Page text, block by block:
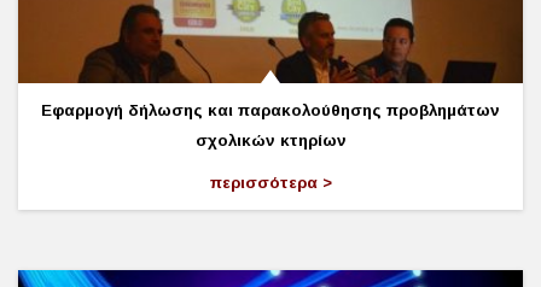
Εφαρμογή δήλωσης και παρακολούθησης προβλημάτων
σχολικών κτηρίων
περισσότερα